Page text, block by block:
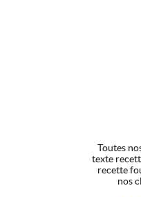
Toutes
texte
recette
nos